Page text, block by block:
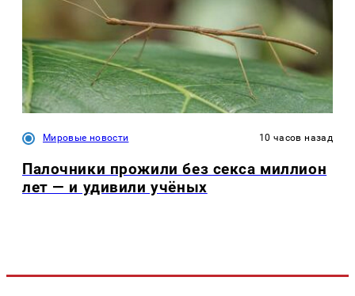
Мировые новости 10 часов назад
Палочники прожили без секса миллион
лет — и удивили учёных